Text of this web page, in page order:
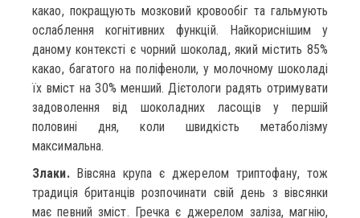
какао, покращують мозковий кровообіг та гальмують
ослаблення когнітивних функцій. Найкориснішим у
даному контексті є чорний шоколад, який містить 85%
какао, багатого на поліфеноли, у молочному шоколаді
їх вміст на 30% менший. Дієтологи радять отримувати
задоволення від шоколадних ласощів у першій
половині дня, коли швидкість метаболізму
максимальна.
Злаки.Вівсяна крупа є джерелом триптофану, тож
традиція британців розпочинати свій день з вівсянки
має певний зміст. Гречка є джерелом заліза, магнію,